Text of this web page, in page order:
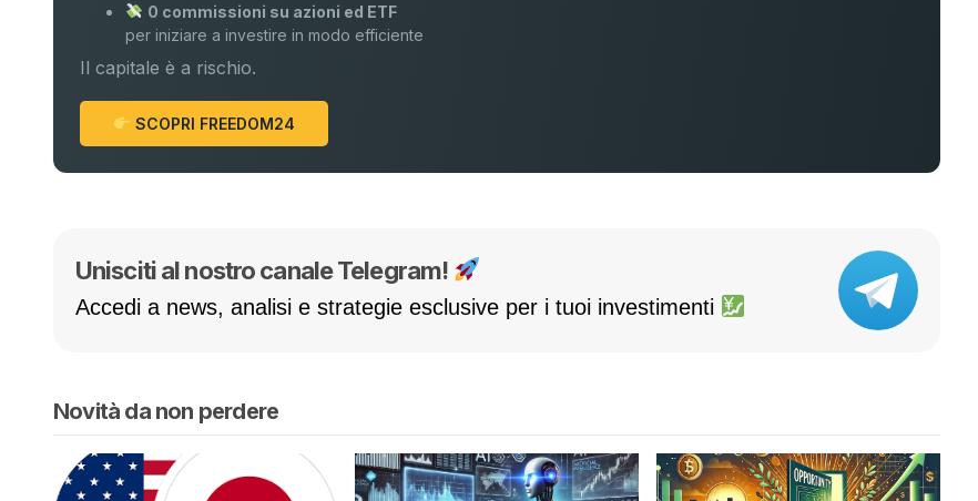
0 commissioni su azioni ed ETF
per iniziare a investire in modo efficiente
Il capitale è a rischio.
SCOPRI FREEDOM24
Unisciti al nostro canale Telegram!
Accedi a news, analisi e strategie esclusive per i tuoi investimenti
Novità da non perdere